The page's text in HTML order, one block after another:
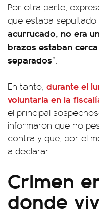
Por otra parte,
que estaba sepultado
acurrucado, no era
brazos estaban
separados”.
En tanto, durante el
voluntaria en la
el principal
informaron que no
contra y que, por el
a declarar.
Crimen
donde